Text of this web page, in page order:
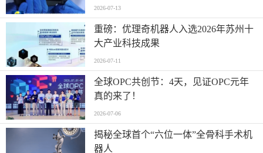
2026-07-13
重磅：优理奇机器人入选2026年苏州十
大产业科技成果
2026-07-11
全球OPC共创节：4天，见证OPC元年
真的来了！
2026-07-06
揭秘全球首个“六位一体”全骨科手术机
器人